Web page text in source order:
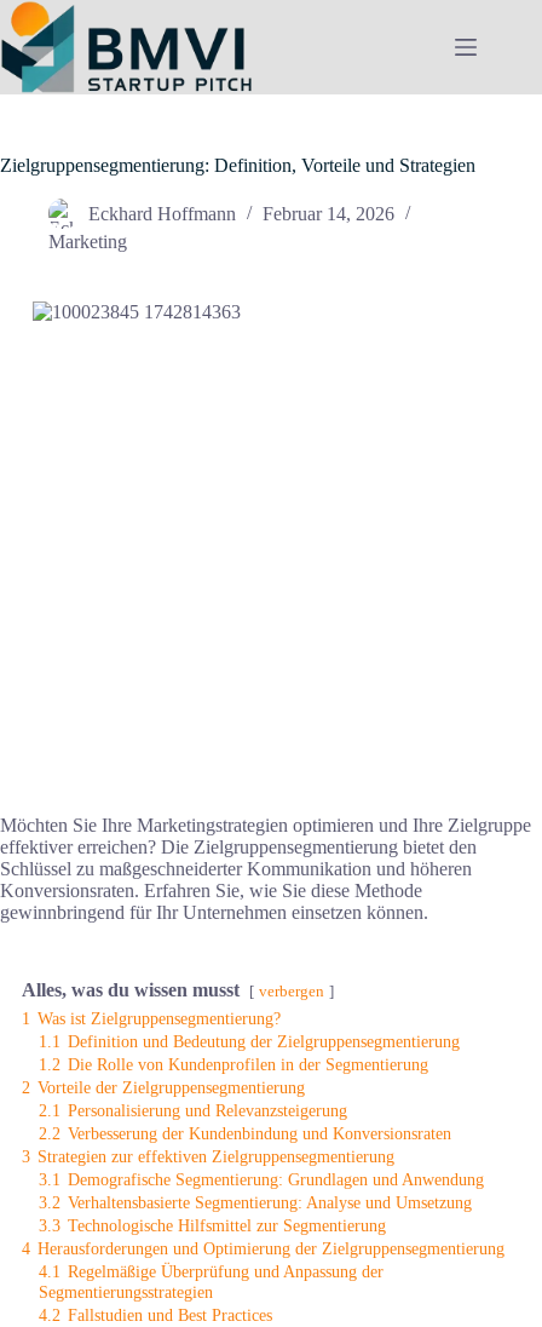
Zum
Inhalt
springen
Zielgruppensegmentierung: Definition, Vorteile und Strategien
Eckhard Hoffmann
Februar 14, 2026
Marketing
Möchten Sie Ihre Marketingstrategien optimieren und Ihre Zielgruppe
effektiver erreichen? Die Zielgruppensegmentierung bietet den
Schlüssel zu maßgeschneiderter Kommunikation und höheren
Konversionsraten. Erfahren Sie, wie Sie diese Methode
gewinnbringend für Ihr Unternehmen einsetzen können.
Alles, was du wissen musst verbergen
1 Was ist Zielgruppensegmentierung?
1.1 Definition und Bedeutung der Zielgruppensegmentierung
1.2 Die Rolle von Kundenprofilen in der Segmentierung
2 Vorteile der Zielgruppensegmentierung
2.1 Personalisierung und Relevanzsteigerung
2.2 Verbesserung der Kundenbindung und Konversionsraten
3 Strategien zur effektiven Zielgruppensegmentierung
3.1 Demografische Segmentierung: Grundlagen und Anwendung
3.2 Verhaltensbasierte Segmentierung: Analyse und Umsetzung
3.3 Technologische Hilfsmittel zur Segmentierung
4 Herausforderungen und Optimierung der Zielgruppensegmentierung
4.1 Regelmäßige Überprüfung und Anpassung der
Segmentierungsstrategien
4.2 Fallstudien und Best Practices